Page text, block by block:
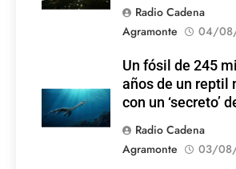
Radio Cadena
Agramonte
04/
Un fósil de 245
años de un reptil
con un ‘secreto’
Radio Cadena
Agramonte
03/